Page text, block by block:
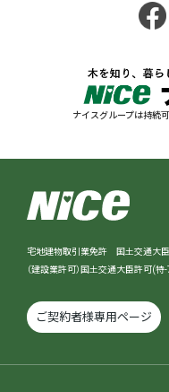
ナイスグループは持続
宅地建物取引業免許 国土交通大臣
（建設業許可）国土交通大臣許可(
ご契約者様専用ページ